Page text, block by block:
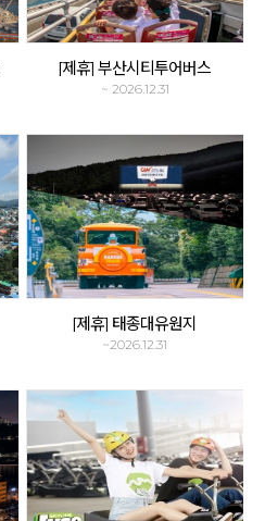
[제휴] 부산시티투어버스
~ 2026.12.31
[제휴] 태종대유원지
~2026.12.31